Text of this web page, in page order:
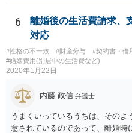
6
離婚後の生活費請求、
対応
#性格の不一致 #財産分与 #契約書・借
#婚姻費用(別居中の生活費など)
2020年1月22日
内藤 政信 弁護士
うまくいっているうちは、その
意されているのであって、離婚